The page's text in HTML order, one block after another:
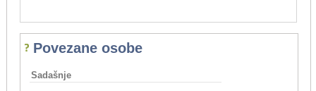
Povezane osobe
Sadašnje